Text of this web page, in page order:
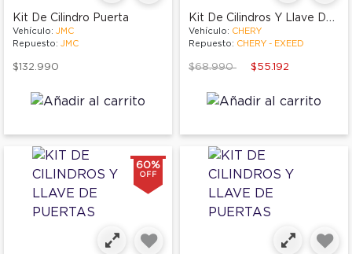
Kit De Cilindro Puerta
Vehículo: JMC
Repuesto: JMC
$132.990
Kit De Cilindros Y Llave De Puertas
Vehículo: CHERY
Repuesto: CHERY - EXEED
Price reduced from
$68.990to $55.192
60%
OFF